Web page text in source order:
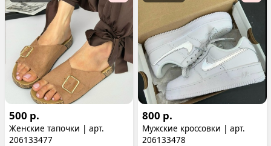
500 р.
Женские тапочки | арт.
206133477
800 р.
Мужские кроссовки | арт.
206133478